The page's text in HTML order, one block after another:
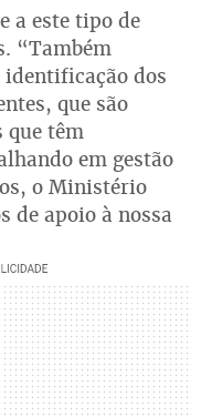
a este tipo de
“Também
dos
que são
que têm
em gestão
o Ministério
de apoio à nossa